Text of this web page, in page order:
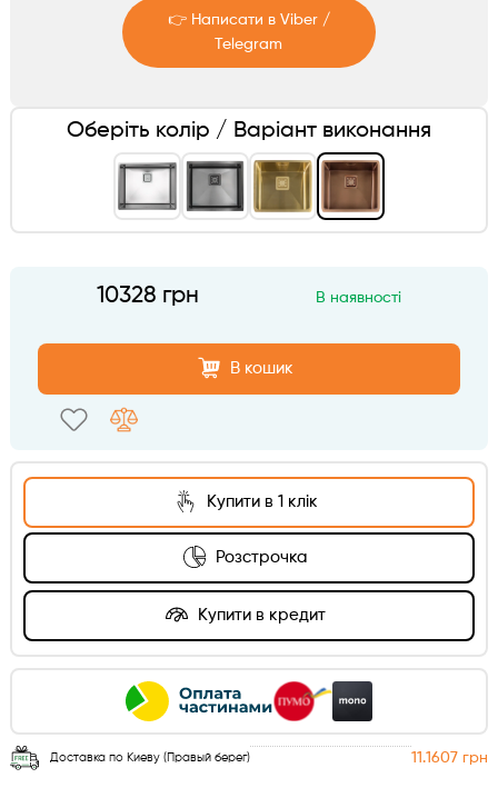
👉 Написати в Viber /
Telegram
Viber
10328 грн В наявності
В кошик
Купити в 1 клік
Розстрочка
Купити в кредит
Оберіть колір / Варіант виконання
Доставка по Киеву (Правый берег) 11.1607 грн